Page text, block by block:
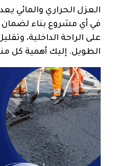
العزل الحراري والمائي
في أي مشروع بناء لضمان
على الراحة الداخلية،
الطويل. إليك أهمية كل